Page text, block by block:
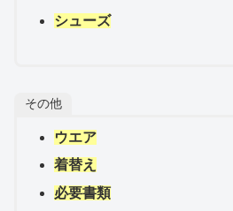
シューズ
その他
ウエア
着替え
必要書類